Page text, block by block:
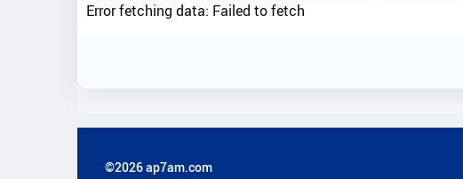
Error fetching data: Failed to fetch
©2026 ap7am.com